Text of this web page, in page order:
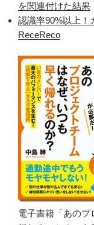
を関連付けた結果
認識率90%以上！
ReceReco
電子書籍「あのプ